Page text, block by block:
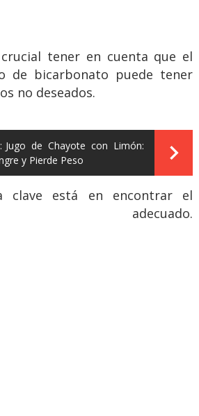
tener en cuenta que el
de bicarbonato puede tener
no deseados.
Jugo de Chayote con Limón:
y Pierde Peso
está en encontrar el
adecuado.